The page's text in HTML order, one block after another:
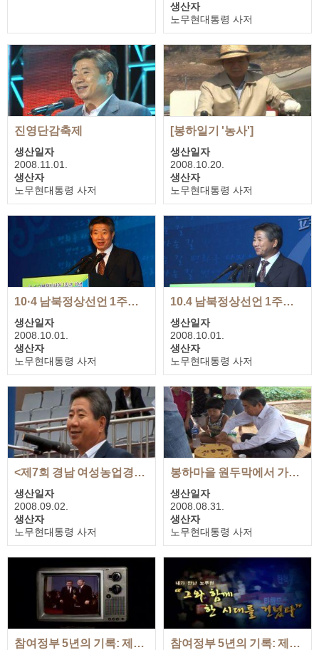
생산자
노무현대통령 사저
재생시간
00:07:55
진영단감축제
생산일자
2008.11.01.
생산자
노무현대통령 사저
재생시간
00:08:30
[봉하일기 '농사']
생산일자
2008.10.20.
생산자
노무현대통령 사저
재생시간
00:07:13
10·4 남북정상선언 1주년 기념식 강연
생산일자
2008.10.01.
생산자
노무현대통령 사저
재생시간
01:02:07
10.4 남북정상선언 1주년 기념식
생산일자
2008.10.01.
생산자
노무현대통령 사저
재생시간
01:04:05
<제7회 경남 여성농업경영인 체육대회> 축사
생산일자
2008.09.02.
생산자
노무현대통령 사저
재생시간
00:19:23
봉하마을 원두막에서 가진 퇴임 후 첫 생일 축하자리
생산일자
2008.08.31.
생산자
노무현대통령 사저
재생시간
00:04:15
참여정부 5년의 기록: 제2부 구 시대의 막내에서 새 시대의 맏이로 참여정부 5년의 기록: 제4부 내가 만난 노무현